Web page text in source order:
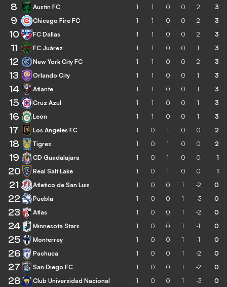
8 Austin FC 1 1 0 0 2 3
9 Chicago Fire FC 1 1 0 0 2 3
10 FC Dallas 1 1 0 0 2 3
11 FC Juárez 1 1 0 0 1 3
12 New York City FC 1 1 0 0 2 3
13 Orlando City 1 1 0 0 1 3
14 Atlante 1 1 0 0 1 3
15 Cruz Azul 1 1 0 0 1 3
16 León 1 1 0 0 1 3
17 Los Angeles FC 1 0 1 0 0 2
18 Tigres 1 0 1 0 0 2
19 CD Guadalajara 1 0 1 0 0 1
20 Real Salt Lake 1 0 1 0 0 1
21 Atletico de San Luis 1 0 0 1 -2 0
22 Puebla 1 0 0 1 -3 0
23 Atlas 1 0 0 1 -2 0
24 Minnesota Stars 1 0 0 1 -1 0
25 Monterrey 1 0 0 1 -1 0
26 Pachuca 1 0 0 1 -2 0
27 San Diego FC 1 0 0 1 -2 0
28 Club Universidad Nacional 1 0 0 1 -3 0